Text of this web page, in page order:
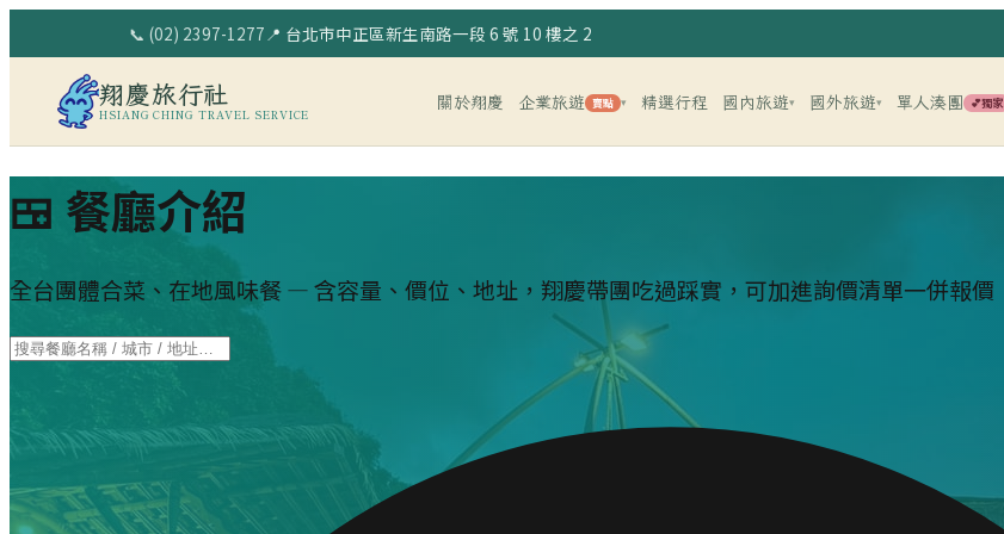
📞 (02) 2397-1277📍 台北市中正區新生南路一段 6 號 10 樓之 2
翔慶旅行社
HSIANG CHING TRAVEL SERVICE
關於翔慶 企業旅遊 賣點 ▾ 精選行程 國內旅遊▾ 國外旅遊▾ 單人湊團 💕獨家
🍱 餐廳介紹
全台團體合菜、在地風味餐 — 含容量、價位、地址，翔慶帶團吃過踩實，可加進詢價清單一併報價